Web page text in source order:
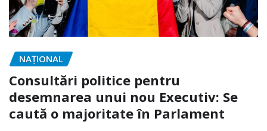
NAŢIONAL
Consultări politice pentru
desemnarea unui nou Executiv: Se
caută o majoritate în Parlament